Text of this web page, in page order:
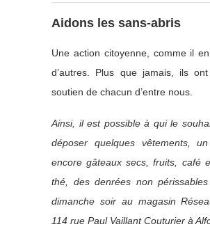
Aidons les sans-abris
Une action citoyenne, comme il
d’autres. Plus que jamais, ils
soutien de chacun d’entre nous.
Ainsi, il est possible à qui le
déposer quelques vêtements,
encore gâteaux secs, fruits, café
thé, des denrées non périssables
dimanche soir au magasin
114 rue Paul Vaillant Couturier à